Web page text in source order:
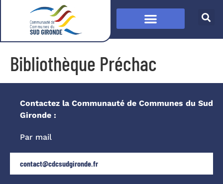
Bibliothèque Préchac
Contactez la Communauté de Communes du Sud
Gironde :
Par mail
contact@cdcsudgironde.fr